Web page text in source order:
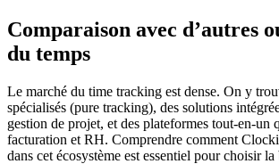
Comparaison avec d’autres
du temps
Le marché du time tracking est dense. On y
spécialisés (pure tracking), des solutions
gestion de projet, et des plateformes tout-en-un
facturation et RH. Comprendre comment
dans cet écosystème est essentiel pour choisir